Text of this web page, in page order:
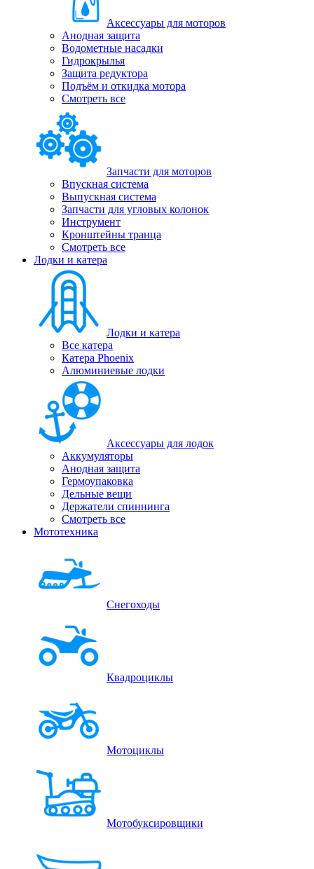
Аксессуары для моторов
Анодная защита
Водометные насадки
Гидрокрылья
Защита редуктора
Подъём и откидка мотора
Смотреть все
Запчасти для моторов
Впускная система
Выпускная система
Запчасти для угловых колонок
Инструмент
Кронштейны транца
Смотреть все
Лодки и катера
Лодки и катера
Все катера
Катера Phoenix
Алюминиевые лодки
Аксессуары для лодок
Аккумуляторы
Анодная защита
Гермоупаковка
Дельные вещи
Держатели спиннинга
Смотреть все
Мототехника
Снегоходы
Квадроциклы
Мотоциклы
Мотобуксировщики